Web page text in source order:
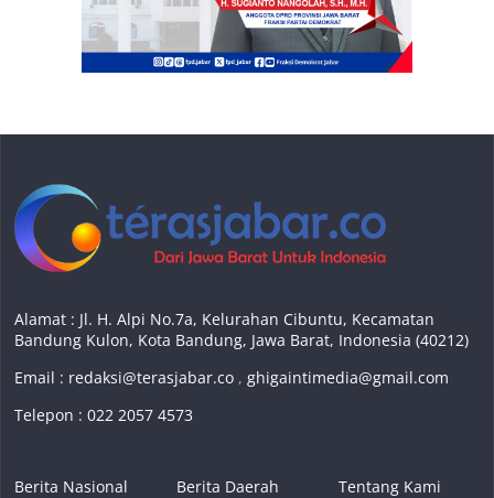
Alamat : Jl. H. Alpi No.7a, Kelurahan Cibuntu, Kecamatan
Bandung Kulon, Kota Bandung, Jawa Barat, Indonesia (40212)
Email : redaksi@terasjabar.co ,ghigaintimedia@gmail.com
Telepon : 022 2057 4573
Berita Nasional
Berita Daerah
Tentang Kami